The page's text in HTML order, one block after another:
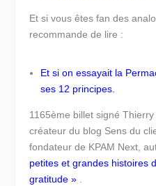
Et si vous êtes fan des
recommande de lire :
Et si on essayait la
ses 12 principes.
1165ème billet signé
créateur du blog Sens du
fondateur de KPAM Next,
petites et grandes histoires
gratitude » .